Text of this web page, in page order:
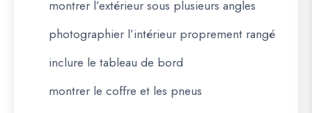
montrer l’extérieur sous plusieurs angles
photographier l’intérieur proprement rangé
inclure le tableau de bord
montrer le coffre et les pneus